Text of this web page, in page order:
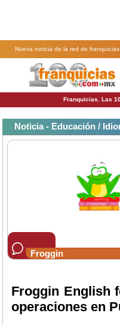
Nueva noticia de la red de
Franquicias. Las
Noticia - Educación /
Froggin
Froggin English
operaciones en